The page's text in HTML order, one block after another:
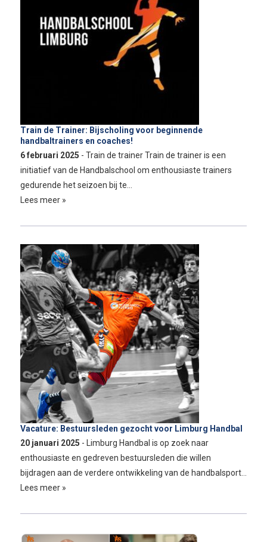
Train de Trainer: Bijscholing voor beginnende
handbaltrainers en coaches!
6 februari 2025 - Train de trainer Train de trainer is een
initiatief van de Handbalschool om enthousiaste trainers
gedurende het seizoen bij te…
Lees meer »
Vacature: Bestuursleden gezocht voor Limburg Handbal
20 januari 2025 - Limburg Handbal is op zoek naar
enthousiaste en gedreven bestuursleden die willen
bijdragen aan de verdere ontwikkeling van de handbalsport…
Lees meer »